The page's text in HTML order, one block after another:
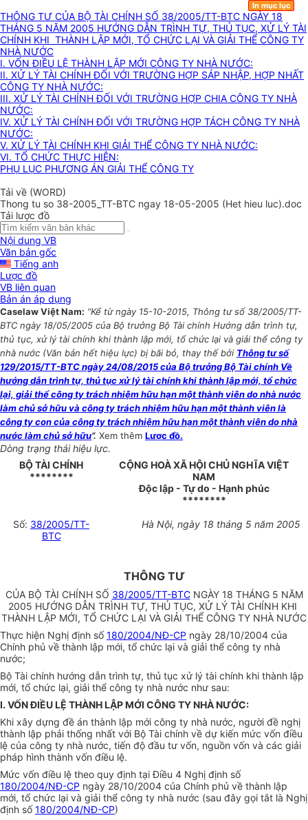
In mục lục
THÔNG TƯ CỦA BỘ TÀI CHÍNH SỐ 38/2005/TT-BTC NGÀY 18
THÁNG 5 NĂM 2005 HƯỚNG DẪN TRÌNH TỰ, THỦ TỤC, XỬ LÝ TÀI
CHÍNH KHI THÀNH LẬP MỚI, TỔ CHỨC LẠI VÀ GIẢI THỂ CÔNG TY
NHÀ NƯỚC
I. VỐN ĐIỀU LỆ THÀNH LẬP MỚI CÔNG TY NHÀ NƯỚC:
II. XỬ LÝ TÀI CHÍNH ĐỐI VỚI TRƯỜNG HỢP SÁP NHẬP, HỢP NHẤT
CÔNG TY NHÀ NƯỚC:
III. XỬ LÝ TÀI CHÍNH ĐỐI VỚI TRƯỜNG HỢP CHIA CÔNG TY NHÀ
NƯỚC:
IV. XỬ LÝ TÀI CHÍNH ĐỐI VỚI TRƯỜNG HỢP TÁCH CÔNG TY NHÀ
NƯỚC:
V. XỬ LÝ TÀI CHÍNH KHI GIẢI THỂ CÔNG TY NHÀ NƯỚC:
VI. TỔ CHỨC THỰC HIỆN:
PHỤ LỤC PHƯƠNG ÁN GIẢI THỂ CÔNG TY
Tải về (WORD)
Thong tu so 38-2005_TT-BTC ngay 18-05-2005 (Het hieu luc).doc
Tải lược đồ
Nội dung VB
Văn bản gốc
Tiếng anh
Lược đồ
VB liên quan
Bản án áp dụng
Caselaw Việt Nam: “Kể từ ngày 15-10-2015, Thông tư số 38/2005/TT-
BTC ngày 18/05/2005 của Bộ trưởng Bộ Tài chính Hướng dẫn trình tự,
thủ tục, xử lý tài chính khi thành lập mới, tổ chức lại và giải thể công ty
nhà nước (Văn bản hết hiệu lực) bị bãi bỏ, thay thế bởi Thông tư số
129/2015/TT-BTC ngày 24/08/2015 của Bộ trưởng Bộ Tài chính Về
hướng dẫn trình tự, thủ tục xử lý tài chính khi thành lập mới, tổ chức
lại, giải thể công ty trách nhiệm hữu hạn một thành viên do nhà nước
làm chủ sở hữu và công ty trách nhiệm hữu hạn một thành viên là
công ty con của công ty trách nhiệm hữu hạn một thành viên do nhà
nước làm chủ sở hữu”. Xem thêm Lược đồ.
Dòng trạng thái hiệu lực.
BỘ TÀI CHÍNH
********
CỘNG HOÀ XÃ HỘI CHỦ NGHĨA VIỆT
NAM
Độc lập - Tự do - Hạnh phúc
********
Số: 38/2005/TT-
BTC
Hà Nội, ngày 18 tháng 5 năm 2005
THÔNG TƯ
CỦA BỘ TÀI CHÍNH SỐ 38/2005/TT-BTCNGÀY 18 THÁNG 5 NĂM
2005 HƯỚNG DẪN TRÌNH TỰ, THỦ TỤC, XỬ LÝ TÀI CHÍNH KHI
THÀNH LẬP MỚI, TỔ CHỨC LẠI VÀ GIẢI THỂ CÔNG TY NHÀ NƯỚC
Thực hiện Nghị định số180/2004/NĐ-CP ngày 28/10/2004 của
Chính phủ về thành lập mới, tổ chức lại và giải thể công ty nhà
nước;
Bộ Tài chính hướng dẫn trình tự, thủ tục xử lý tài chính khi thành lập
mới, tổ chức lại, giải thể công ty nhà nước như sau:
I. VỐN ĐIỀU LỆ THÀNH LẬP MỚI CÔNG TY NHÀ NƯỚC:
Khi xây dựng đề án thành lập mới công ty nhà nước, người đề nghị
thành lập phải thống nhất với Bộ Tài chính về dự kiến mức vốn điều
lệ của công ty nhà nước, tiến độ đầu tư vốn, nguồn vốn và các giải
pháp hình thành vốn điều lệ.
Mức vốn điều lệ theo quy định tại Điều 4 Nghị định số
180/2004/NĐ-CP ngày 28/10/2004 của Chính phủ về thành lập
mới, tổ chức lại và giải thể công ty nhà nước (sau đây gọi tắt là Nghị
định số180/2004/NĐ-CP)